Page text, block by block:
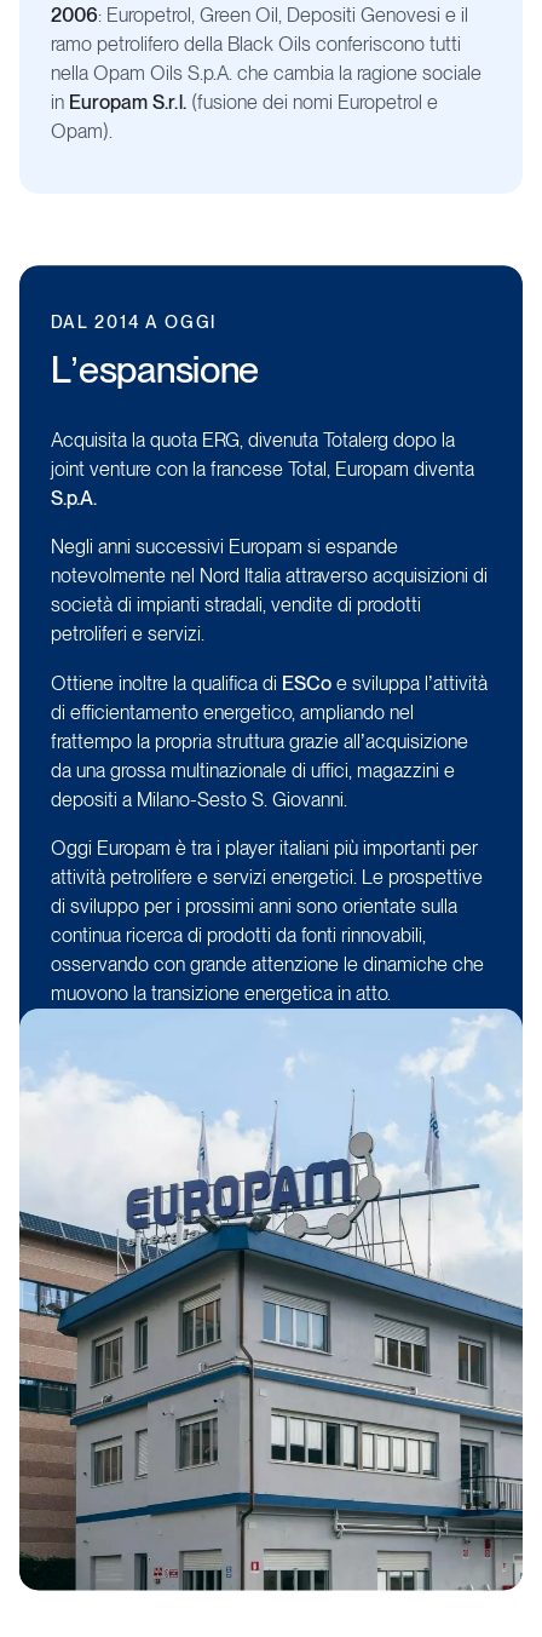
2006: Europetrol, Green Oil, Depositi Genovesi e il
ramo petrolifero della Black Oils conferiscono tutti
nella Opam Oils S.p.A. che cambia la ragione sociale
in Europam S.r.l. (fusione dei nomi Europetrol e
Opam).
DAL 2014 A OGGI
L’espansione
Acquisita la quota ERG, divenuta Totalerg dopo la
joint venture con la francese Total, Europam diventa
S.p.A.
Negli anni successivi Europam si espande
notevolmente nel Nord Italia attraverso acquisizioni di
società di impianti stradali, vendite di prodotti
petroliferi e servizi.
Ottiene inoltre la qualifica di ESCoe sviluppa l’attività
di efficientamento energetico, ampliando nel
frattempo la propria struttura grazie all’acquisizione
da una grossa multinazionale di uffici, magazzini e
depositi a Milano-Sesto S. Giovanni.
Oggi Europam è tra i player italiani più importanti per
attività petrolifere e servizi energetici. Le prospettive
di sviluppo per i prossimi anni sono orientate sulla
continua ricerca di prodotti da fonti rinnovabili,
osservando con grande attenzione le dinamiche che
muovono la transizione energetica in atto.